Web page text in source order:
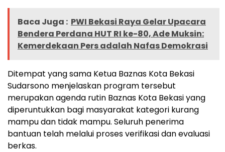
Baca Juga : PWI Bekasi Raya Gelar Upacara
Bendera Perdana HUT RI ke-80, Ade Muksin:
Kemerdekaan Pers adalah Nafas Demokrasi
Ditempat yang sama Ketua Baznas Kota Bekasi
Sudarsono menjelaskan program tersebut
merupakan agenda rutin Baznas Kota Bekasi yang
diperuntukkan bagi masyarakat kategori kurang
mampu dan tidak mampu. Seluruh penerima
bantuan telah melalui proses verifikasi dan evaluasi
berkas.